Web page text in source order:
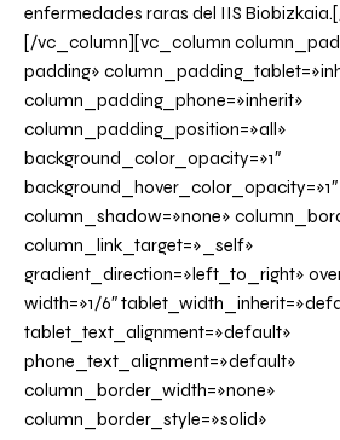
enfermedades raras del IIS
[/vc_column][vc_column
padding»
column_padding_phone=»inherit»
column_padding_position=»all»
background_color_opacity=»1″
background_hover_color_opacity=»1″
column_shadow=»none»
column_link_target=»_self»
gradient_direction=»left_to_right»
width=»1/6″
tablet_text_alignment=»default»
phone_text_alignment=»default»
column_border_width=»none»
column_border_style=»solid»